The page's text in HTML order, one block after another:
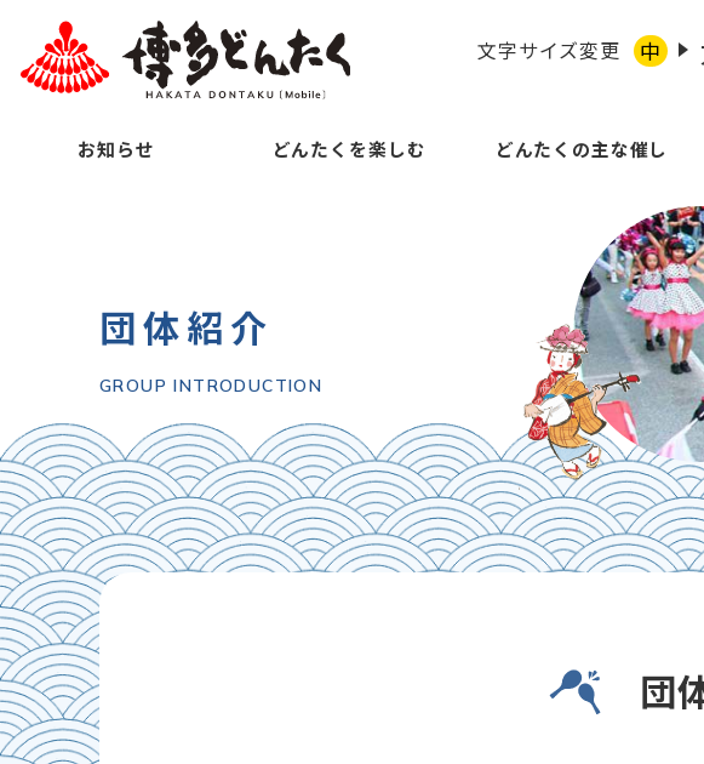
文字サイズ変更 中
お知らせ どんたくを楽しむ どんたくの主な催し
団体紹介
GROUP INTRODUCTION
団